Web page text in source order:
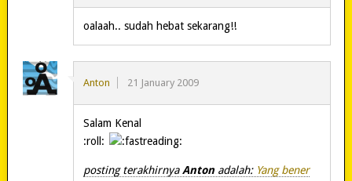
oalaah.. sudah hebat sekarang!!
Anton 21 January 2009
Salam Kenal
:roll:
posting terakhirnyaAnton adalah: Yang bener